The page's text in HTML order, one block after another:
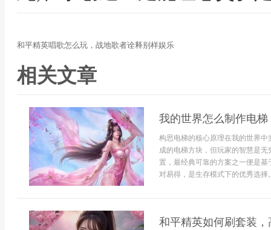
和平精英唱歌怎么玩，战地歌者诠释别样娱乐
相关文章
我的世界怎么制作电
构思电梯的核心原理在我的世界
成的电梯方块，但玩家的智慧是
置，最经典可靠的方案之一便是
对易得，是生存模式下的优秀选
和平精英如何刷套装